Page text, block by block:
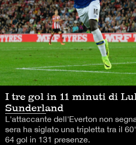
I tre gol in 11 minuti di
Sunderland
L'attaccante dell'Everton non
sera ha siglato una tripletta tra il
64 gol in 131 presenze.